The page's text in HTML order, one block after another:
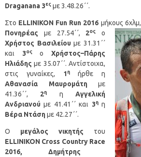
Draganana 3ες με 3.48.26΄΄.
Στο ELLINIKON Fun Run 2016 μήκους 6χλμ,
Πονηρέας με 27.54΄΄, 2ος
ο
Χρήστος Βασιλείου με 31.31΄΄
και 3οςοΧρήστος–Πάρης
Ηλιάδης με 35.07΄΄. Αντίστοιχα,
στις γυναίκες, 1 ηήρθε η
Αθανασία Μαυρομάτη με
41.36΄΄, 2η ηΑγγελική
Ανδριανού με 41.41΄΄ και 3ηη
Bέρα Ντάση με 42.27΄΄.
Ο μεγάλος νικητής του
ELLINIKON Cross Country Race
2016,
Δημήτρης